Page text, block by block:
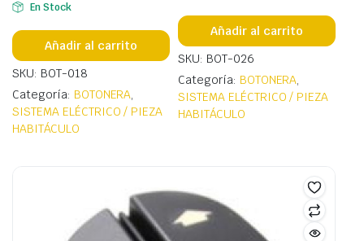
En Stock
Añadir al carrito
SKU: BOT-018
Categoría: BOTONERA,
SISTEMA ELÉCTRICO / PIEZA
HABITÁCULO
Añadir al carrito
SKU: BOT-026
Categoría: BOTONERA,
SISTEMA ELÉCTRICO / PIEZA
HABITÁCULO